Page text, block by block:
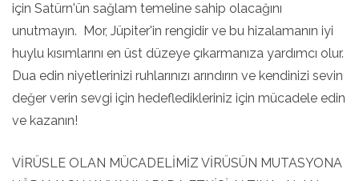
için Satürn'ün sağlam temeline sahip olacağını
unutmayın. Mor, Jüpiter'in rengidir ve bu hizalamanın iyi
huylu kısımlarını en üst düzeye çıkarmanıza yardımcı olur.
Dua edin niyetlerinizi ruhlarınızı arındırın ve kendinizi sevin
değer verin sevgi için hedefledikleriniz için mücadele edin
ve kazanın!
VİRÜSLE OLAN MÜCADELİMİZ VİRÜSÜN MUTASYONA